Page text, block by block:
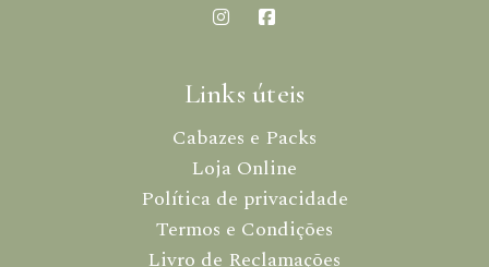
Links úteis
Cabazes e Packs
Loja Online
Política de privacidade
Termos e Condições
Livro de Reclamações